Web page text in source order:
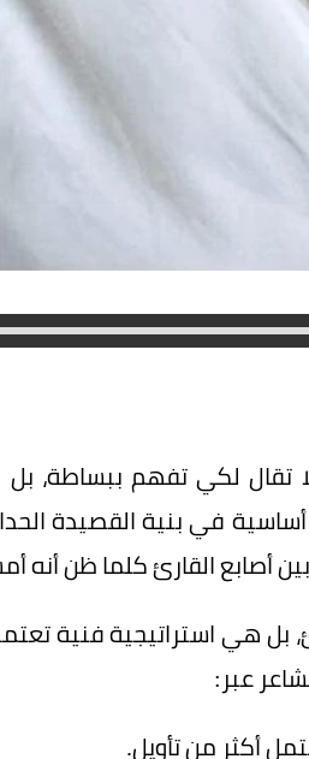
تقال لكي تفهم ببساطة،
أساسية في بنية القصيدة
أصابع القارئ كلما ظن أنه
بل هي استراتيجية فنية
عبر: